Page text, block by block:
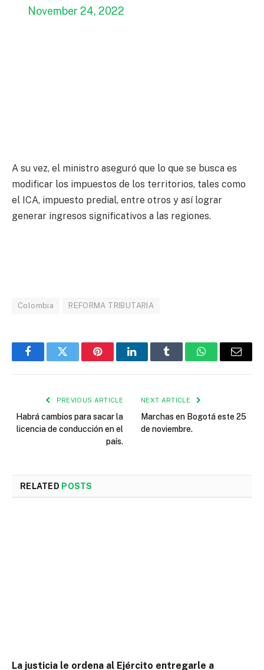
November 24, 2022
A su vez, el ministro aseguró que lo que se busca es
modificar los impuestos de los territorios, tales como
el ICA, impuesto predial, entre otros y así lograr
generar ingresos significativos a las regiones.
Colombia REFORMA TRIBUTARIA
FacebookTwitter PinterestLinkedInTumblr WhatsAppEmail
PREVIOUS ARTICLE
Habrá cambios para sacar la
licencia de conducción en el
país.
NEXT ARTICLE
Marchas en Bogotá este 25
de noviembre.
RELATED POSTS
La justicia le ordena al Ejército entregarle a